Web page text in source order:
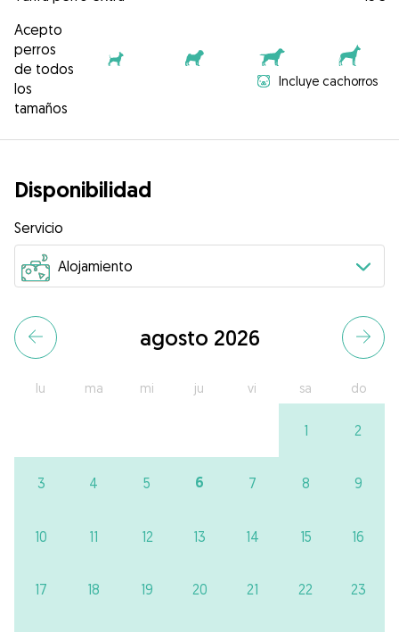
Acepto
perros
de todos
los
tamaños
Incluye cachorros
Disponibilidad
Servicio
agosto 2026
lu ma mi ju vi sa do
1 2
3 4 5 6 7 8 9
10 11 12 13 14 15 16
17 18 19 20 21 22 23